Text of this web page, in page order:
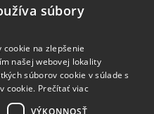
súbory
na zlepšenie
našej webovej lokality
súborov cookie v súlade s
cookie. Prečítať viac
VÝKONNOSŤ